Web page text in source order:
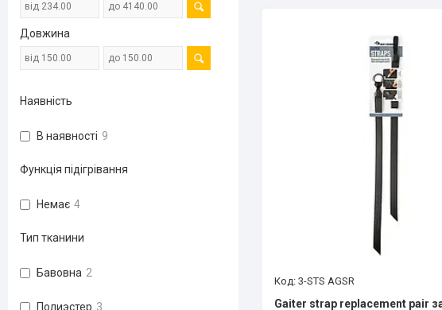
3-STS AGSR
Gaiter strap replacement pair
Довжина
Наявність
В наявності 9
Функція підігрівання
Немає 4
Тип тканини
Бавовна 2
Полиэстер 3